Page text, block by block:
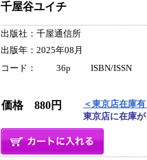
千屋谷ユイチ
出版社：千屋通信所
出版年：2025年08月
コード： 36p ISBN/ISSN
価格 880円
＜東京店在庫
東京店に在庫